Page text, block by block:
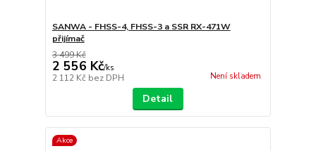
SANWA - FHSS-4, FHSS-3 a SSR RX-471W
přijímač
3 499 Kč
2 556 Kč/ks
2 112 Kč bez DPH Není skladem
Detail
Akce